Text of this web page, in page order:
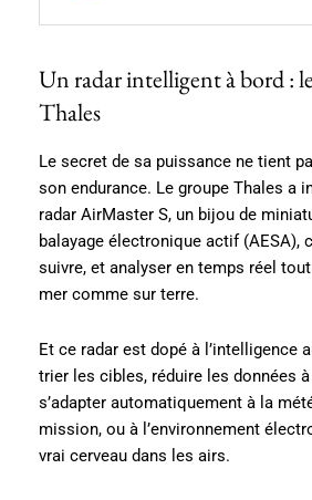
Un radar intelligent à bord :
Thales
Le secret de sa puissance ne tient
son endurance. Le groupe Thales a
radar AirMaster S, un bijou de
balayage électronique actif (AESA),
suivre, et analyser en temps réel
mer comme sur terre.
Et ce radar est dopé à l’intelligence
trier les cibles, réduire les données
s’adapter automatiquement à la
mission, ou à l’environnement
vrai cerveau dans les airs.